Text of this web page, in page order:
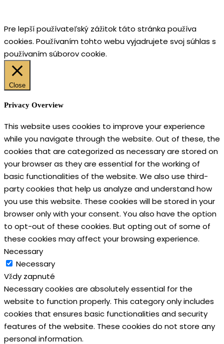
Pre lepší používateľský zážitok táto stránka používa
cookies. Používaním tohto webu vyjadrujete svoj súhlas s
používaním súborov cookie.
Close
Privacy Overview
This website uses cookies to improve your experience
while you navigate through the website. Out of these, the
cookies that are categorized as necessary are stored on
your browser as they are essential for the working of
basic functionalities of the website. We also use third-
party cookies that help us analyze and understand how
you use this website. These cookies will be stored in your
browser only with your consent. You also have the option
to opt-out of these cookies. But opting out of some of
these cookies may affect your browsing experience.
Necessary
Necessary
Vždy zapnuté
Necessary cookies are absolutely essential for the
website to function properly. This category only includes
cookies that ensures basic functionalities and security
features of the website. These cookies do not store any
personal information.